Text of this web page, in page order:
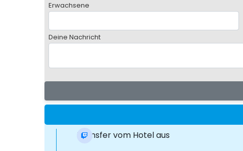
Erwachsene
Deine Nachricht
Transfer vom Hotel aus